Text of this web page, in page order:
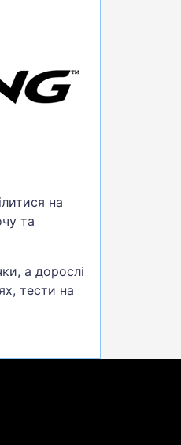
на
та
а дорослі
тести на